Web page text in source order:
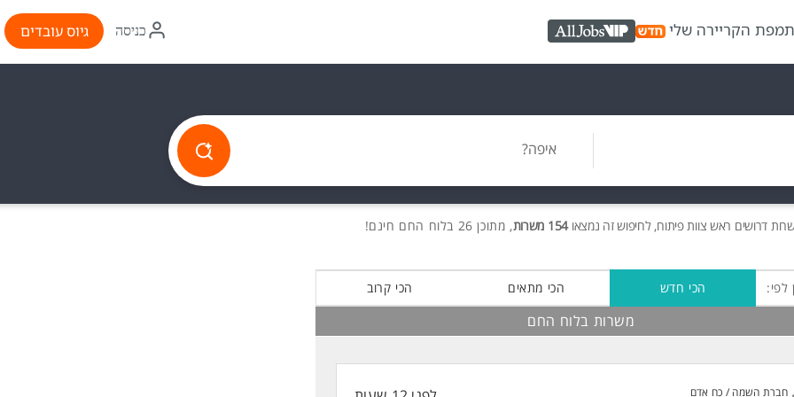
מפת הקריירה שלי AllJobs VIP
איקון
התחברות
כניסה גיוס עובדים
איפה?
דרושים ראש צוות פיתוח, לחיפוש זה נמצאו154 משרות , מתוכן 26 בלוח החם חינם!
לפי: הכי חדש הכי מתאים הכי קרוב
משרות בלוח החם
חברת השמה / כח אדם